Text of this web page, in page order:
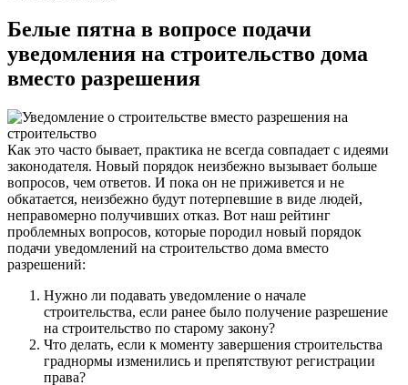
Белые пятна в вопросе подачи
уведомления на строительство дома
вместо разрешения
Как это часто бывает, практика не всегда совпадает с идеями
законодателя. Новый порядок неизбежно вызывает больше
вопросов, чем ответов. И пока он не приживется и не
обкатается, неизбежно будут потерпевшие в виде людей,
неправомерно получивших отказ. Вот наш рейтинг
проблемных вопросов, которые породил новый порядок
подачи уведомлений на строительство дома вместо
разрешений:
Нужно ли подавать уведомление о начале
строительства, если ранее было получение разрешение
на строительство по старому закону?
Что делать, если к моменту завершения строительства
граднормы изменились и препятствуют регистрации
права?